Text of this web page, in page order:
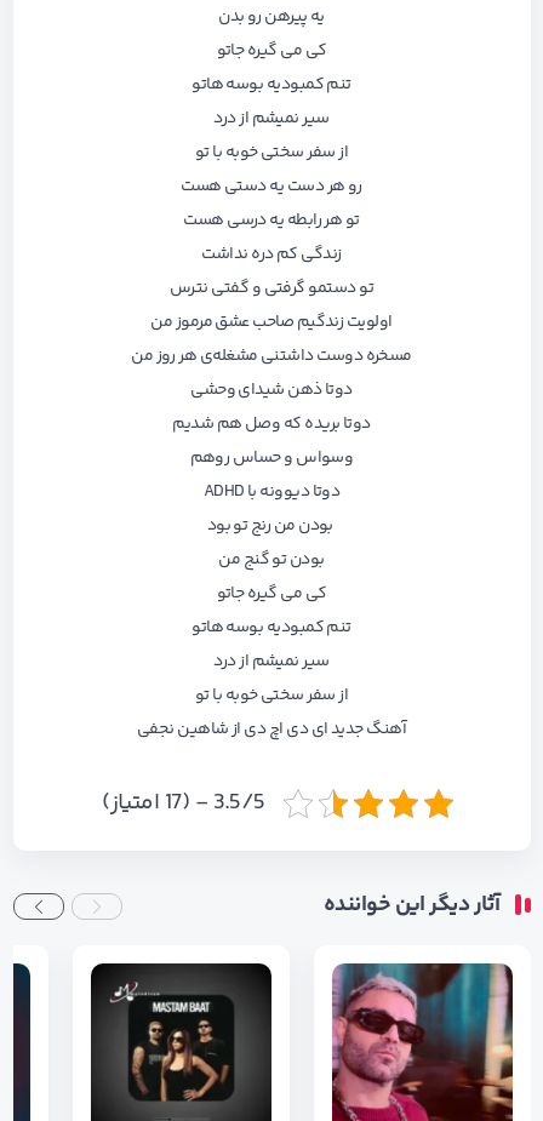
یه پیرهن رو بدن
کی می گیره جاتو
تنم کمبودیه بوسه هاتو
سیر نمیشم از درد
از سفر سختی خوبه با تو
رو هر دست یه دستی هست
تو هر رابطه یه درسی هست
زندگی کم دره نداشت
تو دستمو گرفتی و گفتی نترس
اولویت زندگیم صاحب عشق مرموز من
مسخره دوست داشتنی مشغله‌ی هر روز من
دوتا ذهن شیدای وحشی
دوتا بریده که وصل هم شدیم
وسواس و حساس روهم
دوتا دیوونه با ADHD
بودن من رنج تو بود
بودن تو گنج من
کی می گیره جاتو
تنم کمبودیه بوسه هاتو
سیر نمیشم از درد
از سفر سختی خوبه با تو
آهنگ جدید ای دی اچ دی از شاهین نجفی
3.5/5 - (17 امتیاز)
آثار دیگر این خواننده